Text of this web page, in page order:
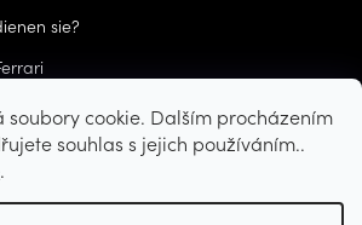
soubory cookie. Dalším procházením
souhlas s jejich používáním..
.
sie?
Erstellt von Shoptet